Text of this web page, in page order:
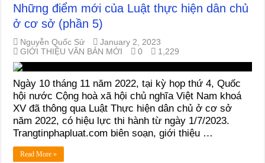
Những điểm mới của Luật thực hiện dân chủ
ở cơ sở (phần 5)
Nguyễn Quốc Sử
January 2, 2023
GIỚI THIỆU VĂN BẢN MỚI
0 1,229
Ngày 10 tháng 11 năm 2022, tại kỳ họp thứ 4, Quốc
hội nước Cộng hoà xã hội chủ nghĩa Việt Nam khoá
XV đã thông qua Luật Thực hiện dân chủ ở cơ sở
năm 2022, có hiệu lực thi hành từ ngày 1/7/2023.
Trangtinphapluat.com biên soạn, giới thiệu …
Read More »